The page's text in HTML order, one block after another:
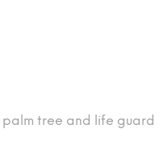
palm tree and life guard